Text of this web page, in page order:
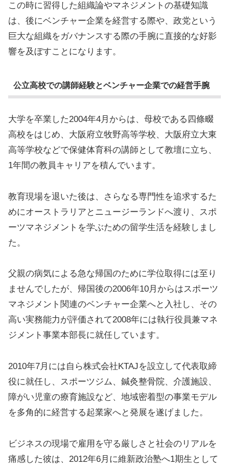
この時に習得した組織論やマネジメントの基礎知識
は、後にベンチャー企業を経営する際や、政党という
巨大な組織をガバナンスする際の手腕に直接的な好影
響を及ぼすことになります。
公立高校での講師経験とベンチャー企業での経営手腕
大学を卒業した2004年4月からは、母校である四條畷
高校をはじめ、大阪府立牧野高等学校、大阪府立大東
高等学校などで保健体育科の講師として教壇に立ち、
1年間の教員キャリアを積んでいます。
教育現場を退いた後は、さらなる専門性を追求するた
めにオーストラリアとニュージーランドへ渡り、スポ
ーツマネジメントを学ぶための留学生活を経験しまし
た。
父親の病気による急な帰国のために学位取得には至り
ませんでしたが、帰国後の2006年10月からはスポーツ
マネジメント関連のベンチャー企業へと入社し、その
高い実務能力が評価されて2008年には執行役員兼マネ
ジメント事業本部長に就任しています。
2010年7月には自ら株式会社KTAJを設立して代表取締
役に就任し、スポーツジム、鍼灸整骨院、介護施設、
障がい児童の療育施設など、地域密着型の事業モデル
を多角的に経営する起業家へと発展を遂げました。
ビジネスの現場で雇用を守る厳しさと社会のリアルを
痛感した彼は、2012年6月に維新政治塾へ1期生として